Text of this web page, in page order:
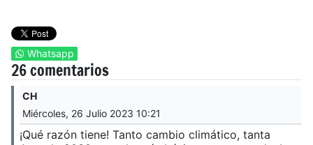
Whatsapp
26 comentarios
CH
Miércoles, 26 Julio 2023 10:21
¡Qué razón tiene! Tanto cambio climático, tanta